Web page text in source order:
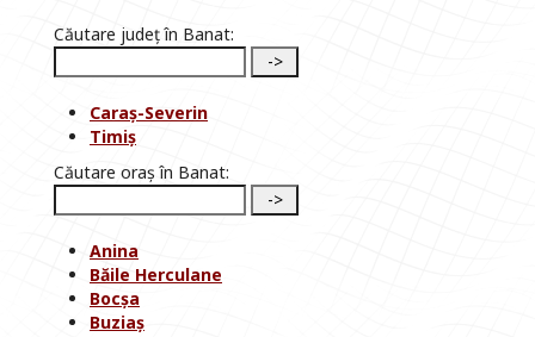
Căutare județ în Banat:
Caraș-Severin
Timiș
Căutare oraș în Banat:
Anina
Băile Herculane
Bocșa
Buziaș